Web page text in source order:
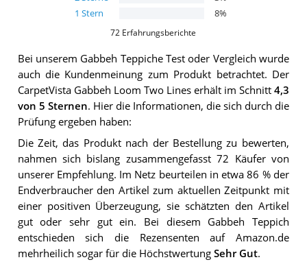
1 Stern 8%
72 Erfahrungsberichte
Bei unserem Gabbeh TeppicheTest oder Vergleich wurde
auch die Kundenmeinung zum Produkt betrachtet. Der
CarpetVista Gabbeh Loom Two Lineserhält im Schnitt 4,3
von 5 Sternen. Hier die Informationen, die sich durch die
Prüfung ergeben haben:
Die Zeit, das Produkt nach der Bestellung zu bewerten,
nahmen sich bislang zusammengefasst 72 Käufer von
unserer Empfehlung. Im Netz beurteilen in etwa 86 % der
Endverbraucher den Artikel zum aktuellen Zeitpunkt mit
einer positiven Überzeugung, sie schätzten den Artikel
gut oder sehr gut ein. Bei diesem Gabbeh Teppich
entschieden sich die Rezensenten auf Amazon.de
mehrheilich sogar für die Höchstwertung Sehr Gut.